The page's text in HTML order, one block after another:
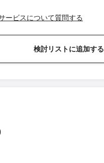
ービスについて質問する
検討リストに追加する